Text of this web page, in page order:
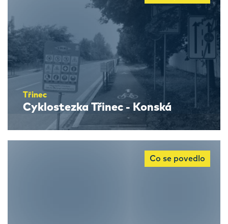
Třinec
Cyklostezka Třinec - Konská
Co se povedlo